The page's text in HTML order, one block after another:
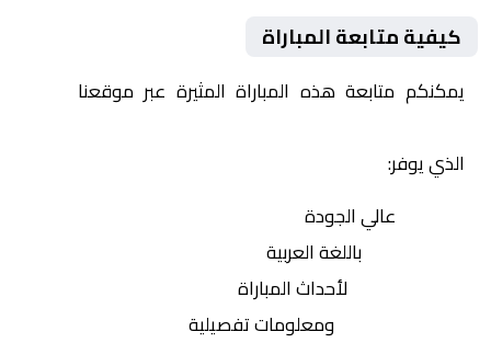
كيفية متابعة المباراة
يمكنكم متابعة هذه المباراة المثيرة عبر موقعنا
الذي يوفر:
عالي الجودة
باللغة العربية
لأحداث المباراة
ومعلومات تفصيلية